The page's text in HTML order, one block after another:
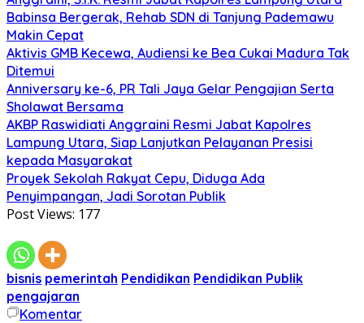
Babinsa Bergerak, Rehab SDN di Tanjung Pademawu
Makin Cepat
Aktivis GMB Kecewa, Audiensi ke Bea Cukai Madura Tak
Ditemui
Anniversary ke-6, PR Tali Jaya Gelar Pengajian Serta
Sholawat Bersama
AKBP Raswidiati Anggraini Resmi Jabat Kapolres
Lampung Utara, Siap Lanjutkan Pelayanan Presisi
kepada Masyarakat
Proyek Sekolah Rakyat Cepu, Diduga Ada
Penyimpangan, Jadi Sorotan Publik
Post Views: 177
bisnis pemerintah Pendidikan Pendidikan Publik
pengajaran
Komentar